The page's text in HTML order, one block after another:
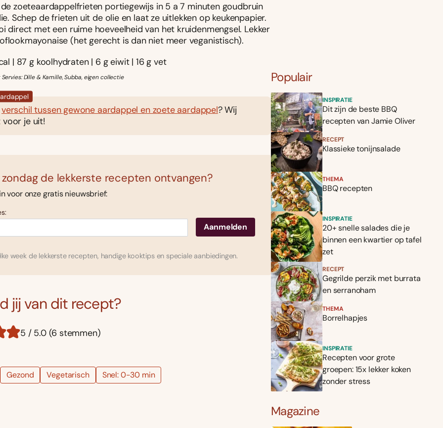
zoeteaardappelfrieten portiegewijs in 5 a 7 minuten goudbruin
Schep de frieten uit de olie en laat ze uitlekken op keukenpapier.
direct met een ruime hoeveelheid van het kruidenmengsel. Lekker
(het gerecht is dan niet meer veganistisch).
| 87 g koolhydraten | 6 g eiwit | 16 g vet
Servies: Dille & Kamille, Subba, eigen collectie
verschil tussen gewone aardappel en zoete aardappel? Wij
voor je uit!
de lekkerste recepten ontvangen?
voor onze gratis nieuwsbrief:
week de lekkerste recepten, handige kooktips en speciale aanbiedingen.
jij van dit recept?
5 / 5.0 (6 stemmen)
Gezond Vegetarisch Snel: 0-30 min
Populair
INSPIRATIE
Dit zijn de beste BBQ
recepten van Jamie Oliver
RECEPT
Klassieke tonijnsalade
THEMA
BBQ recepten
INSPIRATIE
20+ snelle salades die je
binnen een kwartier op tafel
zet
RECEPT
Gegrilde perzik met burrata
en serranoham
THEMA
Borrelhapjes
INSPIRATIE
Recepten voor grote
groepen: 15x lekker koken
zonder stress
Magazine